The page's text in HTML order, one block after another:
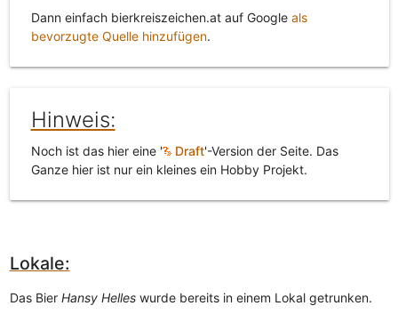
Dann einfach bierkreiszeichen.at auf Google als
bevorzugte Quelle hinzufügen.
Hinweis:
Noch ist das hier eine ' Draft'-Version der Seite. Das
Ganze hier ist nur ein kleines ein Hobby Projekt.
Lokale:
Das Bier Hansy Helleswurde bereits in einem Lokal getrunken.